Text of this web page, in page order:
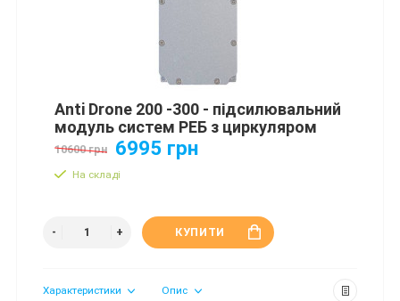
Anti Drone 200 -300 - підсилювальний
модуль систем РЕБ з циркуляром
10600 грн 6995 грн
На складі
КУПИТИ
Характеристики Опис